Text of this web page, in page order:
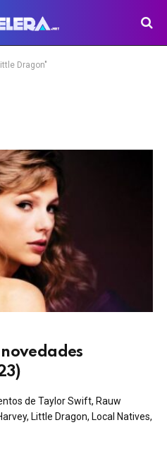
Dragon"
novedades
de Taylor Swift, Rauw
Little Dragon, Local Natives,